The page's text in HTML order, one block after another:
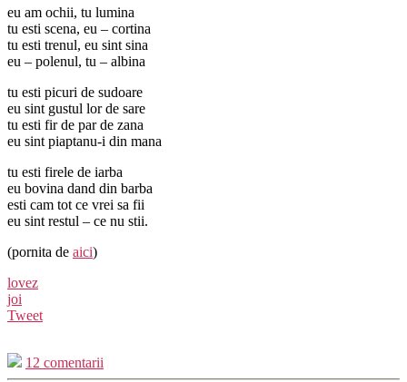
eu am ochii, tu lumina
tu esti scena, eu – cortina
tu esti trenul, eu sint sina
eu – polenul, tu – albina
tu esti picuri de sudoare
eu sint gustul lor de sare
tu esti fir de par de zana
eu sint piaptanu-i din mana
tu esti firele de iarba
eu bovina dand din barba
esti cam tot ce vrei sa fii
eu sint restul – ce nu stii.
(pornita de aici)
lovez
joi
Tweet
12 comentarii